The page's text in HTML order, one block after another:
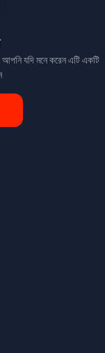
আপনি যদি মনে করেন এটি একটি